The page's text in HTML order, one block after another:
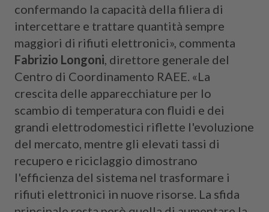
confermando la capacità della filiera di
intercettare e trattare quantità sempre
maggiori di rifiuti elettronici», commenta
Fabrizio Longoni , direttore generale del
Centro di Coordinamento RAEE. «La
crescita delle apparecchiature per lo
scambio di temperatura con fluidi e dei
grandi elettrodomestici riflette l'evoluzione
del mercato, mentre gli elevati tassi di
recupero e riciclaggio dimostrano
l'efficienza del sistema nel trasformare i
rifiuti elettronici in nuove risorse. La sfida